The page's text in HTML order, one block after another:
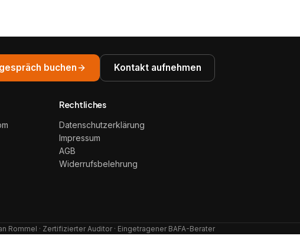
buchen Kontakt aufnehmen
Rechtliches
Datenschutzerklärung
Impressum
AGB
Widerrufsbelehrung
Rommel · Zertifizierter Auditor · Eingetragener BAFA-Berater